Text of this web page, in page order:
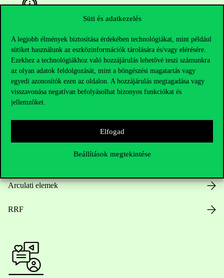
Süti és adatkezelés
A legjobb élmények biztosítása érdekében technológiákat, mint például
sütiket használunk az eszközinformációk tárolására és/vagy elérésére.
Ezekhez a technológiákhoz való hozzájárulás lehetővé teszi számunkra
az olyan adatok feldolgozását, mint a böngészési magatartás vagy
egyedi azonosítók ezen az oldalon. A hozzájárulás megtagadása vagy
visszavonása negatívan befolyásolhat bizonyos funkciókat és
jellemzőket.
Elfogad
Beállítások megtekintése
Hasznos linkek
Nyitvatartás
Arculati elemek
RRF